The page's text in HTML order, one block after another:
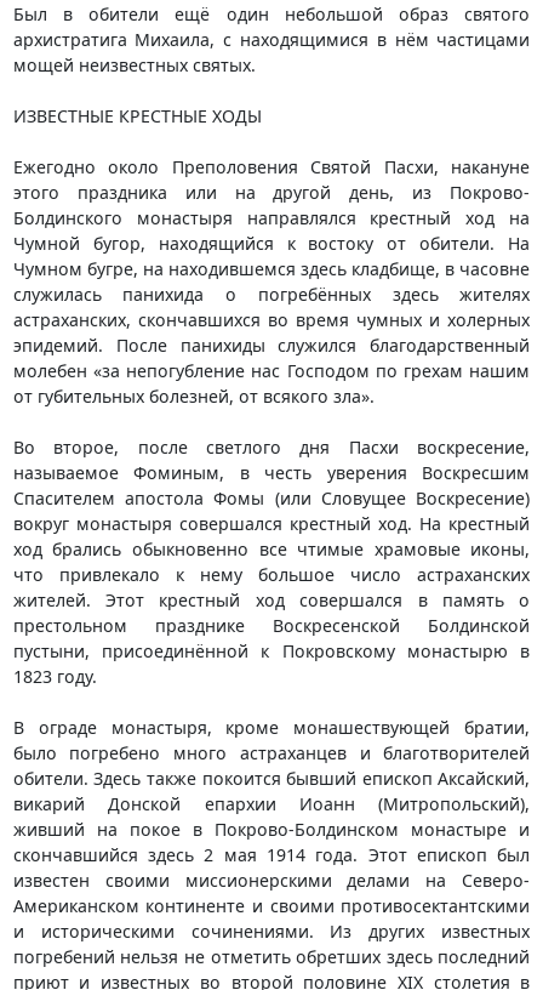
Был в обители ещё один небольшой образ святого
архистратига Михаила, с находящимися в нём частицами
мощей неизвестных святых.
ИЗВЕСТНЫЕ КРЕСТНЫЕ ХОДЫ
Ежегодно около Преполовения Святой Пасхи, накануне
этого праздника или на другой день, из Покрово-
Болдинского монастыря направлялся крестный ход на
Чумной бугор, находящийся к востоку от обители. На
Чумном бугре, на находившемся здесь кладбище, в часовне
служилась панихида о погребённых здесь жителях
астраханских, скончавшихся во время чумных и холерных
эпидемий. После панихиды служился благодарственный
молебен «за непогубление нас Господом по грехам нашим
от губительных болезней, от всякого зла».
Во второе, после светлого дня Пасхи воскресение,
называемое Фоминым, в честь уверения Воскресшим
Спасителем апостола Фомы (или Словущее Воскресение)
вокруг монастыря совершался крестный ход. На крестный
ход брались обыкновенно все чтимые храмовые иконы,
что привлекало к нему большое число астраханских
жителей. Этот крестный ход совершался в память о
престольном празднике Воскресенской Болдинской
пустыни, присоединённой к Покровскому монастырю в
1823 году.
В ограде монастыря, кроме монашествующей братии,
было погребено много астраханцев и благотворителей
обители. Здесь также покоится бывший епископ Аксайский,
викарий Донской епархии Иоанн (Митропольский),
живший на покое в Покрово-Болдинском монастыре и
скончавшийся здесь 2 мая 1914 года. Этот епископ был
известен своими миссионерскими делами на Северо-
Американском континенте и своими противосектантскими
и историческими сочинениями. Из других известных
погребений нельзя не отметить обретших здесь последний
приют и известных во второй половине XIX столетия в